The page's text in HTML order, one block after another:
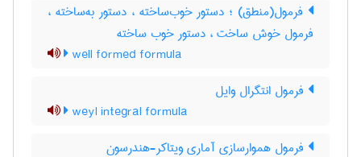
فرمول(منطق) ؛ دستور خوب‌ساخته ، دستور به‌ساخته ،
فرمول خوش ساخت ، دستور خوب ساخته
well formed formula
فرمول انتگرال وایل
weyl integral formula
فرمول هموارسازی آماری ویتاکر-هندرسون